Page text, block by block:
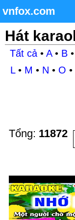
vnfox.com
Hát
Tất cả• A• B•
L• M • N • O •
Tổng: 11872